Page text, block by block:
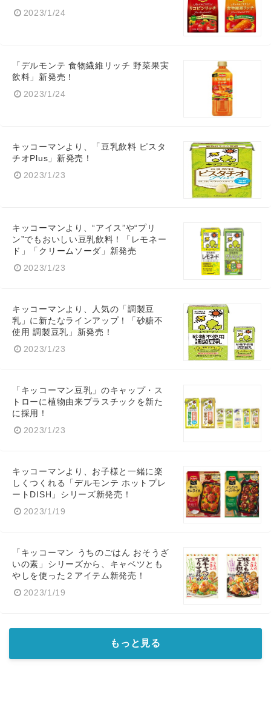
2023/1/24
「デルモンテ 食物繊維リッチ 野菜果実
飲料」新発売！
2023/1/24
キッコーマンより、「豆乳飲料 ピスタ
チオPlus」新発売！
2023/1/23
キッコーマンより、“アイス”や“プリ
ン”でもおいしい豆乳飲料！「レモネー
ド」「クリームソーダ」新発売
2023/1/23
キッコーマンより、人気の「調製豆
乳」に新たなラインアップ！「砂糖不
使用 調製豆乳」新発売！
2023/1/23
「キッコーマン豆乳」のキャップ・ス
トローに植物由来プラスチックを新た
に採用！
2023/1/23
キッコーマンより、お子様と一緒に楽
しくつくれる「デルモンテ ホットプレ
ートDISH」シリーズ新発売！
2023/1/19
「キッコーマン うちのごはん おそうざ
いの素」シリーズから、キャベツとも
やしを使った２アイテム新発売！
2023/1/19
もっと見る
Japanese